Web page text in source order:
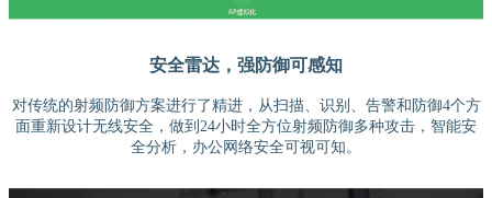
安全雷达，强防御可感知
对传统的射频防御方案进行了精进，从扫描、识别、告警和防御4个方
面重新设计无线安全，做到24小时全方位射频防御多种攻击，智能安
全分析，办公网络安全可视可知。